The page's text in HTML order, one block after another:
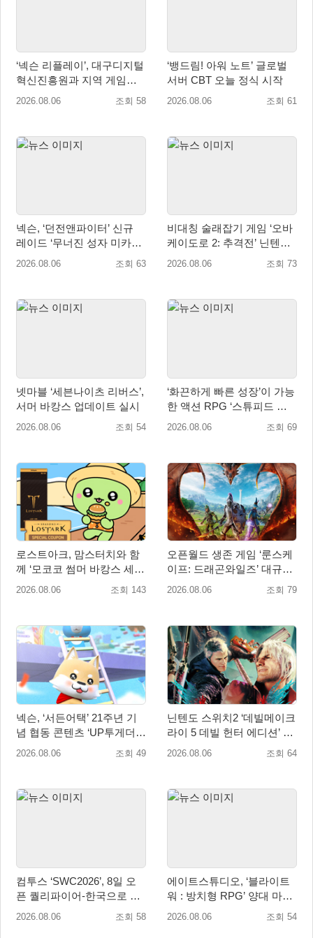
‘넥슨 리플레이’, 대구디지털
혁신진흥원과 지역 게임산
업 육성 위한 업무협약 체결
2026.08.06 조회 58
‘뱅드림! 아워 노트’ 글로벌
서버 CBT 오늘 정식 시작
2026.08.06 조회 61
넥슨, ‘던전앤파이터’ 신규
레이드 ‘무너진 성자 미카엘
라’ 업데이트!
2026.08.06 조회 63
비대칭 술래잡기 게임 ‘오바
케이도로 2: 추격전’ 닌텐도
eShop 출시
2026.08.06 조회 73
넷마블 ‘세븐나이츠 리버스’,
서머 바캉스 업데이트 실시
2026.08.06 조회 54
‘화끈하게 빠른 성장’이 가능
한 액션 RPG ‘스튜피드 네
버 다이즈’ 패키지판 예약판
2026.08.06 조회 69
로스트아크, 맘스터치와 함
께 ‘모코코 썸머 바캉스 세
트’ 출시
2026.08.06 조회 143
오픈월드 생존 게임 ‘룬스케
이프: 드래곤와일즈’ 대규모
유저 편의성 개선 및 사이드
2026.08.06 조회 79
넥슨, ‘서든어택’ 21주년 기
념 협동 콘텐츠 ‘UP투게더’
업데이트
2026.08.06 조회 49
닌텐도 스위치2 ‘데빌메이크
라이 5 데빌 헌터 에디션’ 패
키지 제품 8월 7일 예약판매
2026.08.06 조회 64
컴투스 ‘SWC2026’, 8일 오
픈 퀄리파이어-한국으로 시
즌 개막!
2026.08.06 조회 58
에이트스튜디오, ‘블라이트
워 : 방치형 RPG’ 양대 마켓
인기 순위 1위 달성
2026.08.06 조회 54